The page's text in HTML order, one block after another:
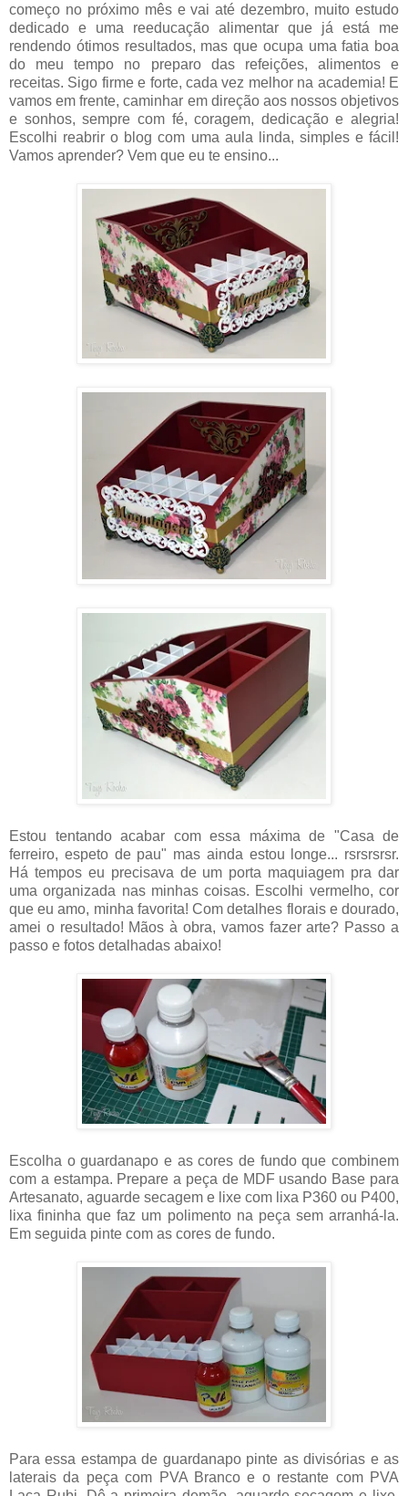
começo no próximo mês e vai até dezembro, muito estudo
dedicado e uma reeducação alimentar que já está me
rendendo ótimos resultados, mas que ocupa uma fatia boa
do meu tempo no preparo das refeições, alimentos e
receitas. Sigo firme e forte, cada vez melhor na academia! E
vamos em frente, caminhar em direção aos nossos objetivos
e sonhos, sempre com fé, coragem, dedicação e alegria!
Escolhi reabrir o blog com uma aula linda, simples e fácil!
Vamos aprender? Vem que eu te ensino...
Estou tentando acabar com essa máxima de "Casa de
ferreiro, espeto de pau" mas ainda estou longe... rsrsrsrsr.
Há tempos eu precisava de um porta maquiagem pra dar
uma organizada nas minhas coisas. Escolhi vermelho, cor
que eu amo, minha favorita! Com detalhes florais e dourado,
amei o resultado! Mãos à obra, vamos fazer arte? Passo a
passo e fotos detalhadas abaixo!
Escolha o guardanapo e as cores de fundo que combinem
com a estampa. Prepare a peça de MDF usando Base para
Artesanato, aguarde secagem e lixe com lixa P360 ou P400,
lixa fininha que faz um polimento na peça sem arranhá-la.
Em seguida pinte com as cores de fundo.
Para essa estampa de guardanapo pinte as divisórias e as
laterais da peça com PVA Branco e o restante com PVA